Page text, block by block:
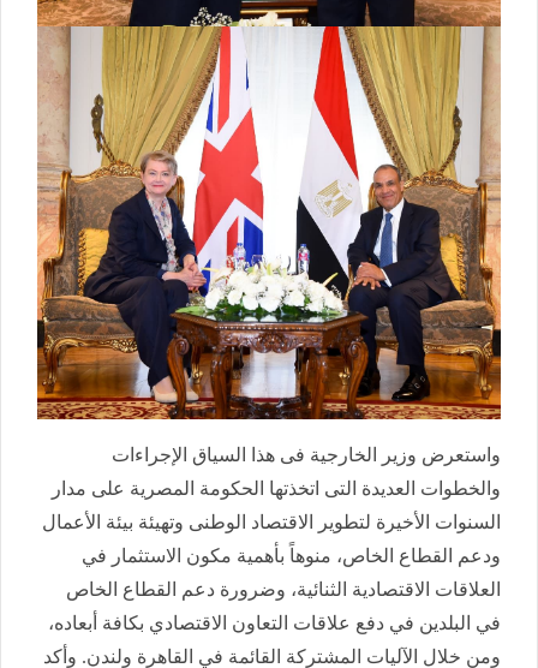
واستعرض وزير الخارجية فى هذا السياق الإجراءات
والخطوات العديدة التى اتخذتها الحكومة المصرية على مدار
السنوات الأخيرة لتطوير الاقتصاد الوطنى وتهيئة بيئة الأعمال
ودعم القطاع الخاص، منوهاً بأهمية مكون الاستثمار في
العلاقات الاقتصادية الثنائية، وضرورة دعم القطاع الخاص
في البلدين في دفع علاقات التعاون الاقتصادي بكافة أبعاده،
ومن خلال الآليات المشتركة القائمة في القاهرة ولندن. وأكد